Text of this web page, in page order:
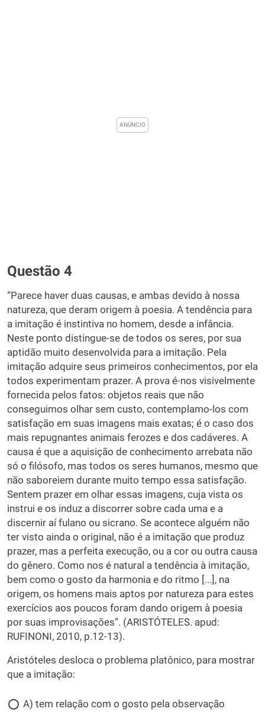
Questão 4
“Parece haver duas causas, e ambas devido à nossa
natureza, que deram origem à poesia. A tendência para
a imitação é instintiva no homem, desde a infância.
Neste ponto distingue-se de todos os seres, por sua
aptidão muito desenvolvida para a imitação. Pela
imitação adquire seus primeiros conhecimentos, por ela
todos experimentam prazer. A prova é-nos visivelmente
fornecida pelos fatos: objetos reais que não
conseguimos olhar sem custo, contemplamo-los com
satisfação em suas imagens mais exatas; é o caso dos
mais repugnantes animais ferozes e dos cadáveres. A
causa é que a aquisição de conhecimento arrebata não
só o filósofo, mas todos os seres humanos, mesmo que
não saboreiem durante muito tempo essa satisfação.
Sentem prazer em olhar essas imagens, cuja vista os
instrui e os induz a discorrer sobre cada uma e a
discernir aí fulano ou sicrano. Se acontece alguém não
ter visto ainda o original, não é a imitação que produz
prazer, mas a perfeita execução, ou a cor ou outra causa
do gênero. Como nos é natural a tendência à imitação,
bem como o gosto da harmonia e do ritmo [...], na
origem, os homens mais aptos por natureza para estes
exercícios aos poucos foram dando origem à poesia
por suas improvisações”. (ARISTÓTELES. apud:
RUFINONI, 2010, p.12-13).
Aristóteles desloca o problema platônico, para mostrar
que a imitação:
A) tem relação com o gosto pela observação